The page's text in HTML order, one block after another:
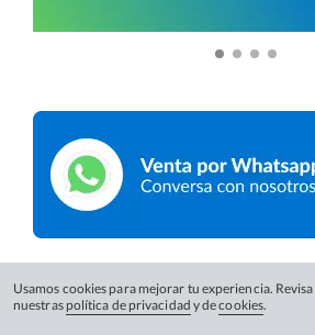
Usamos cookies para mejorar tu experiencia. Revisa
nuestras política de privacidad y decookies.